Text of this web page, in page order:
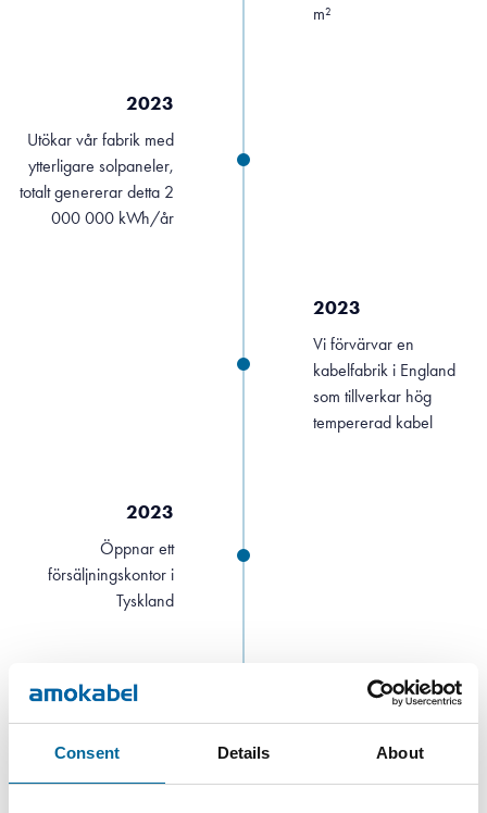
Consent Details About
m²
2023
Utökar vår fabrik med
ytterligare solpaneler,
totalt genererar detta 2
000 000 kWh/år
2023
Vi förvärvar en
kabelfabrik i England
som tillverkar hög
tempererad kabel
2023
Öppnar ett
försäljningskontor i
Tyskland
Investerar i
batterilagring